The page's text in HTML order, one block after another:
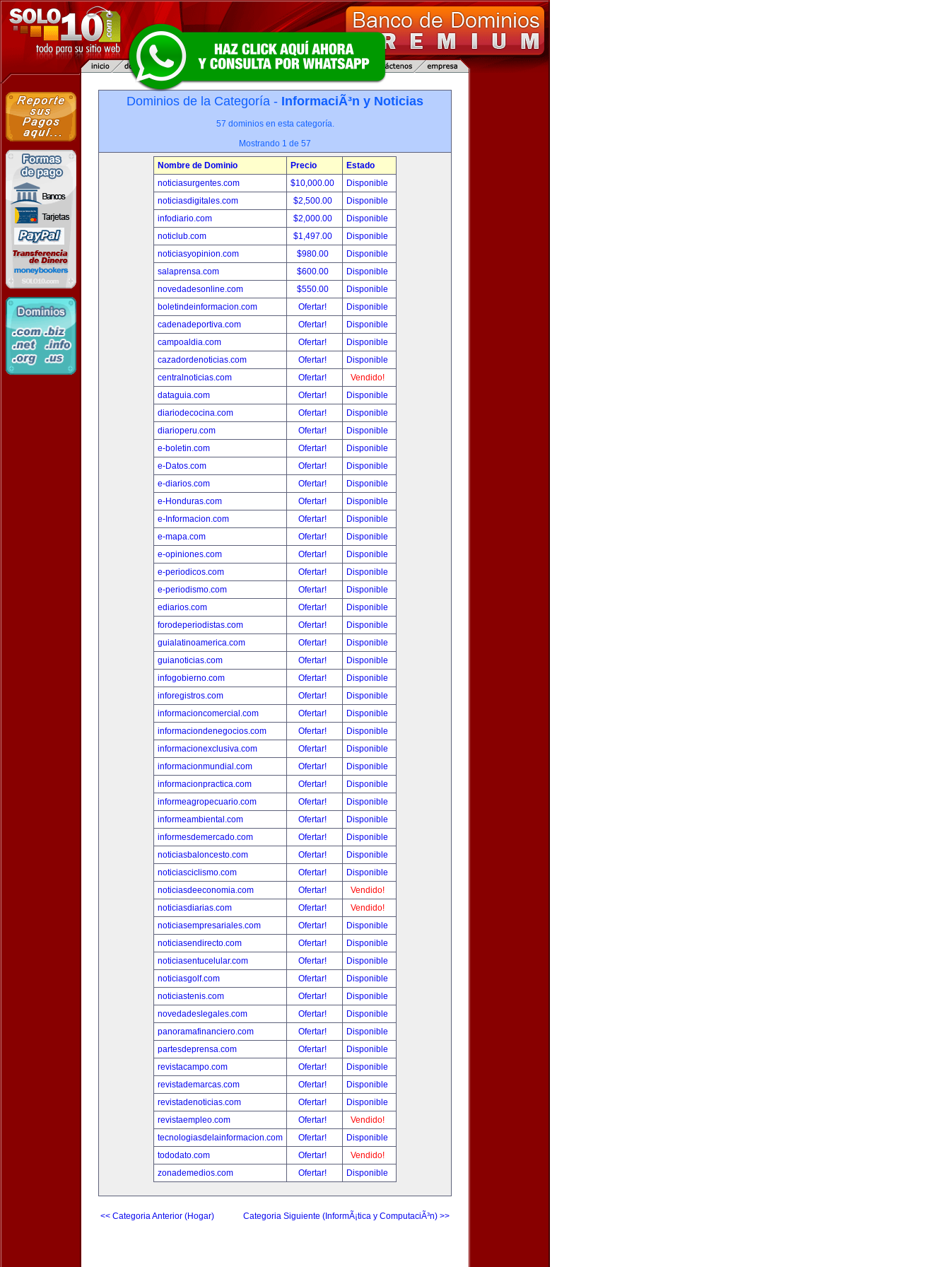
Dominios de la Categoría - InformaciÃ³n y Noticias
57 dominios en esta categoría.
Mostrando 1 de 57
Nombre de Dominio Precio
Estado
noticiasurgentes.com
$10,000.00
Disponible
noticiasdigitales.com
$2,500.00
Disponible
infodiario.com
$2,000.00
Disponible
noticlub.com
$1,497.00
Disponible
noticiasyopinion.com
$980.00
Disponible
salaprensa.com
$600.00
Disponible
novedadesonline.com
$550.00
Disponible
boletindeinformacion.com
Ofertar!
Disponible
cadenadeportiva.com
Ofertar!
Disponible
campoaldia.com
Ofertar!
Disponible
cazadordenoticias.com
Ofertar!
Disponible
centralnoticias.com
Ofertar!
Vendido!
dataguia.com
Ofertar!
Disponible
diariodecocina.com
Ofertar!
Disponible
diarioperu.com
Ofertar!
Disponible
e-boletin.com
Ofertar!
Disponible
e-Datos.com
Ofertar!
Disponible
e-diarios.com
Ofertar!
Disponible
e-Honduras.com
Ofertar!
Disponible
e-Informacion.com
Ofertar!
Disponible
e-mapa.com
Ofertar!
Disponible
e-opiniones.com
Ofertar!
Disponible
e-periodicos.com
Ofertar!
Disponible
e-periodismo.com
Ofertar!
Disponible
ediarios.com
Ofertar!
Disponible
forodeperiodistas.com
Ofertar!
Disponible
guialatinoamerica.com
Ofertar!
Disponible
guianoticias.com
Ofertar!
Disponible
infogobierno.com
Ofertar!
Disponible
inforegistros.com
Ofertar!
Disponible
informacioncomercial.com
Ofertar!
Disponible
informaciondenegocios.com
Ofertar!
Disponible
informacionexclusiva.com
Ofertar!
Disponible
informacionmundial.com
Ofertar!
Disponible
informacionpractica.com
Ofertar!
Disponible
informeagropecuario.com
Ofertar!
Disponible
informeambiental.com
Ofertar!
Disponible
informesdemercado.com
Ofertar!
Disponible
noticiasbaloncesto.com
Ofertar!
Disponible
noticiasciclismo.com
Ofertar!
Disponible
noticiasdeeconomia.com
Ofertar!
Vendido!
noticiasdiarias.com
Ofertar!
Vendido!
noticiasempresariales.com
Ofertar!
Disponible
noticiasendirecto.com
Ofertar!
Disponible
noticiasentucelular.com
Ofertar!
Disponible
noticiasgolf.com
Ofertar!
Disponible
noticiastenis.com
Ofertar!
Disponible
novedadeslegales.com
Ofertar!
Disponible
panoramafinanciero.com
Ofertar!
Disponible
partesdeprensa.com
Ofertar!
Disponible
revistacampo.com
Ofertar!
Disponible
revistademarcas.com
Ofertar!
Disponible
revistadenoticias.com
Ofertar!
Disponible
revistaempleo.com
Ofertar!
Vendido!
tecnologiasdelainformacion.com
Ofertar!
Disponible
tododato.com
Ofertar!
Vendido!
zonademedios.com
Ofertar! Disponible
<< Categoria Anterior (Hogar) Categoria Siguiente (InformÃ¡tica y ComputaciÃ³n) >>